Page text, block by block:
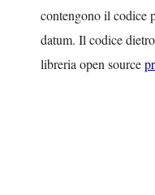
contengono il codice
datum. Il codice
libreria open source